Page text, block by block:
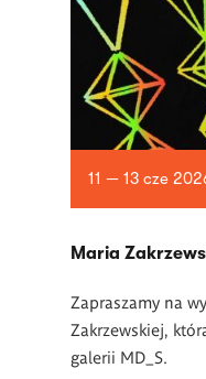
11 — 13 cze
Maria
Zapraszamy na
Zakrzewskiej,
galerii MD_S.